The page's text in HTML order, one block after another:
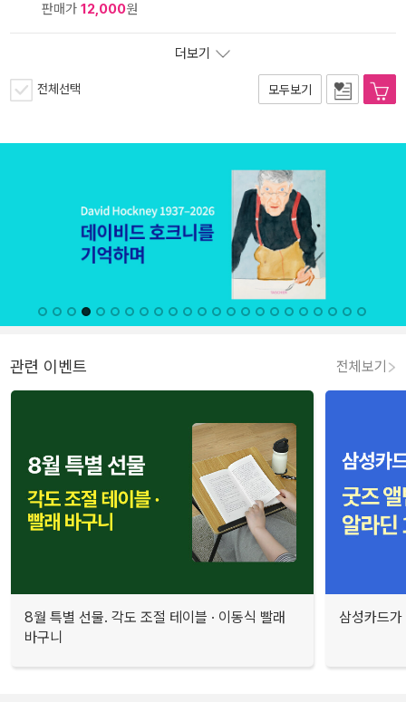
판매가 12,000원
더보기
전체선택 모두보기
관련 이벤트 전체보기
8월 특별 선물. 각도 조절 테이블 · 이동식 빨래
바구니
삼성카드